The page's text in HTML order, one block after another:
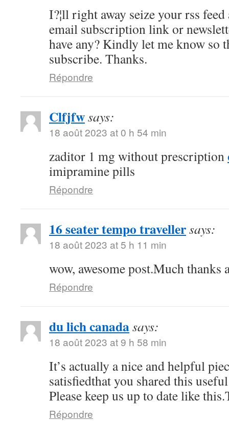
I?¦ll right away seize your rss
email subscription link or
have any? Kindly let me know so
subscribe. Thanks.
Répondre
Clfjfwsays:
18 août 2023 at 0 h 54 min
zaditor 1 mg without prescription
imipramine pills
Répondre
16 seater tempo travellersays:
18 août 2023 at 5 h 11 min
wow, awesome post.Much thanks
Répondre
du lich canadasays:
18 août 2023 at 9 h 58 min
It’s actually a nice and helpful
satisfiedthat you shared this
Please keep us up to date like
Répondre